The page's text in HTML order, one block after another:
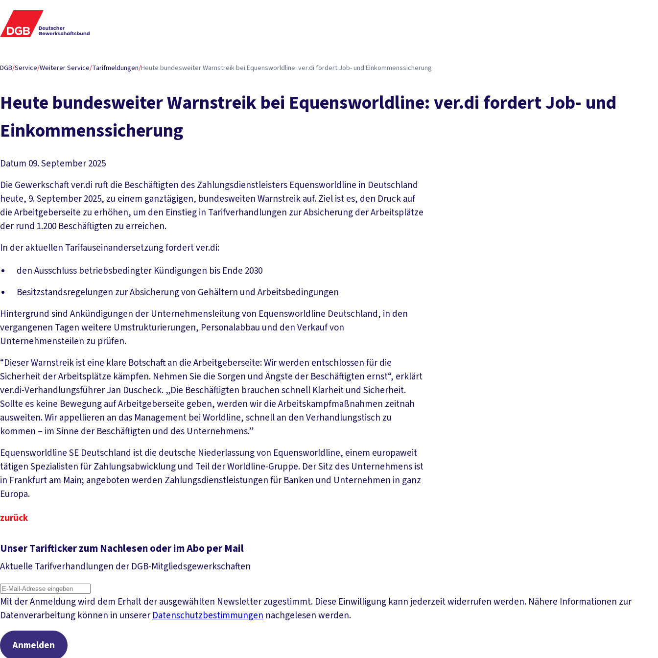
DGB/Service/Weiterer Service/Tarifmeldungen/Heute bundesweiter Warnstreik bei Equensworldline: ver.di fordert Job- und Einkommenssicherung
Heute bundesweiter Warnstreik bei Equensworldline: ver.di fordert Job- und
Einkommenssicherung
Datum 09. September 2025
Die Gewerkschaft ver.di ruft die Beschäftigten des Zahlungsdienstleisters Equensworldline in Deutschland
heute, 9. September 2025, zu einem ganztägigen, bundesweiten Warnstreik auf. Ziel ist es, den Druck auf
die Arbeitgeberseite zu erhöhen, um den Einstieg in Tarifverhandlungen zur Absicherung der Arbeitsplätze
der rund 1.200 Beschäftigten zu erreichen.
In der aktuellen Tarifauseinandersetzung fordert ver.di:
den Ausschluss betriebsbedingter Kündigungen bis Ende 2030
Besitzstandsregelungen zur Absicherung von Gehältern und Arbeitsbedingungen
Hintergrund sind Ankündigungen der Unternehmensleitung von Equensworldline Deutschland, in den
vergangenen Tagen weitere Umstrukturierungen, Personalabbau und den Verkauf von
Unternehmensteilen zu prüfen.
“Dieser Warnstreik ist eine klare Botschaft an die Arbeitgeberseite: Wir werden entschlossen für die
Sicherheit der Arbeitsplätze kämpfen. Nehmen Sie die Sorgen und Ängste der Beschäftigten ernst“, erklärt
ver.di-Verhandlungsführer Jan Duscheck. „Die Beschäftigten brauchen schnell Klarheit und Sicherheit.
Sollte es keine Bewegung auf Arbeitgeberseite geben, werden wir die Arbeitskampfmaßnahmen zeitnah
ausweiten. Wir appellieren an das Management bei Worldline, schnell an den Verhandlungstisch zu
kommen – im Sinne der Beschäftigten und des Unternehmens.”
Equensworldline SE Deutschland ist die deutsche Niederlassung von Equensworldline, einem europaweit
tätigen Spezialisten für Zahlungsabwicklung und Teil der Worldline‑Gruppe. Der Sitz des Unternehmens ist
in Frankfurt am Main; angeboten werden Zahlungsdienstleistungen für Banken und Unternehmen in ganz
Europa.
zurück
Unser Tarifticker zum Nachlesen oder im Abo per Mail
Aktuelle Tarifverhandlungen der DGB-Mitgliedsgewerkschaften
Mit der Anmeldung wird dem Erhalt der ausgewählten Newsletter zugestimmt. Diese Einwilligung kann jederzeit widerrufen werden. Nähere Informationen zur
Datenverarbeitung können in unsererDatenschutzbestimmungen nachgelesen werden.
Anmelden